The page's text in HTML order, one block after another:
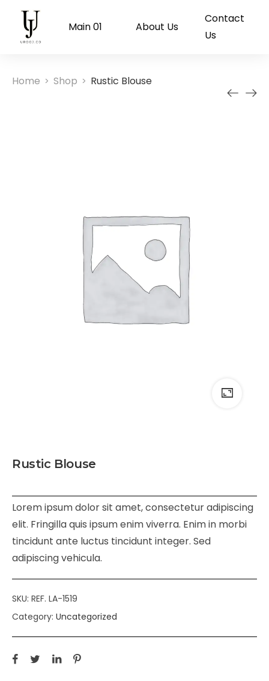
Main 01 About Us
Contact
Us
Home > Shop > Rustic Blouse
Rustic Blouse
Lorem ipsum dolor sit amet, consectetur adipiscing
elit. Fringilla quis ipsum enim viverra. Enim in morbi
tincidunt ante luctus tincidunt integer. Sed
adipiscing vehicula.
SKU: REF. LA-1519
Category: Uncategorized